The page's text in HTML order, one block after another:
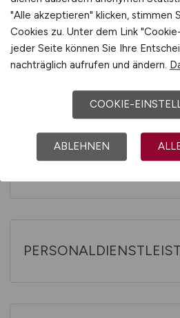
OPTIK / FEINMECHANIK
"Alle akzeptieren" klicken, stimmen
Cookies zu. Unter dem Link
jeder Seite können Sie Ihre
nachträglich aufrufen und ändern.
COOKIE-
ABLEHNEN